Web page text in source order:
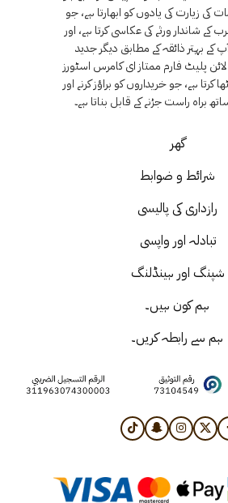
زیارت کی یادوں کو ابھارتا ہے، جو
شاندار ورثے کی عکاسی کرتا ہے، اور
کے بہتر ذائقہ کے مطابق دیگر جدید
پلیٹ فارم ممتاز ای کامرس اسٹورز
کرتا ہے، جو خریداروں کو براؤز کرنے اور
براہ راست جڑنے کے قابل بناتا ہے۔
گھر
شرائط و ضوابط
رازداری کی پالیسی
تبادلہ اور واپسی
شپنگ اور ہینڈلنگ
ہم کون ہیں۔
ہم سے رابطہ کریں۔